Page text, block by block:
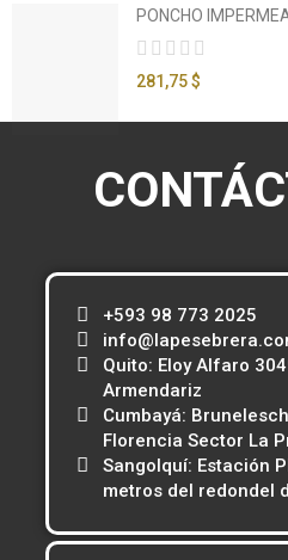
PONCHO
281,75 $
+593 98 773 2025
Quito: Eloy Alfaro
Armendariz
Cumbayá:
Florencia Sector La
Sangolquí: Estación
metros del redondel